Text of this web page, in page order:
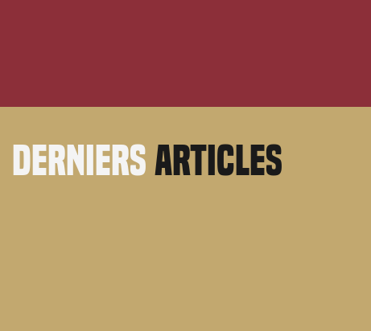
derniersarticles